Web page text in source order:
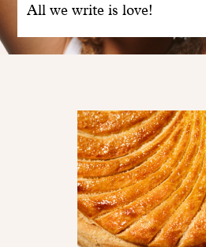
All we write is love!